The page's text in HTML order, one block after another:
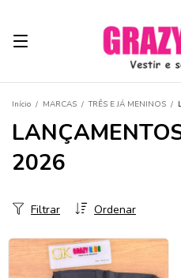
Início / MARCAS / TRÊS E JÁ MENINOS /
2026
Ordenar
Filtrar